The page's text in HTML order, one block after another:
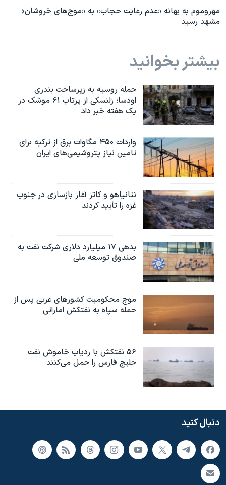
مهروموم به بهانه «عدم رعایت حجاب» به «موج‌های خروشان»
مشهد رسید
بیشتر بخوانید
حمله روسیه به زیرساخت بندری
اودسا؛ زلنسکی از پرتاب ۶۱ موشک در
یک هفته خبر داد
واردات ۴۵۰ مگاوات برق از ترکیه برای
تامین نیاز پتروشیمی‌های ایران
نتانیاهو و کاتز آغاز بازسازی در جنوب
غزه را تأیید کردند
بدهی ۱۷ میلیارد دلاری شرکت نفت به
صندوق توسعه ملی
موج محکومیت کشورهای عربی پس از
حمله سپاه به نفتکش اماراتی
۵۶ نفتکش با ردیاب خاموش نفت
خلیج فارس را حمل می‌کنند
دنبال کنید